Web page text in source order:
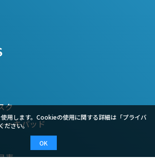
ク
ーキパッド
表
用します。Cookieの使用に関する詳細は「プライバ
ださい。
OK